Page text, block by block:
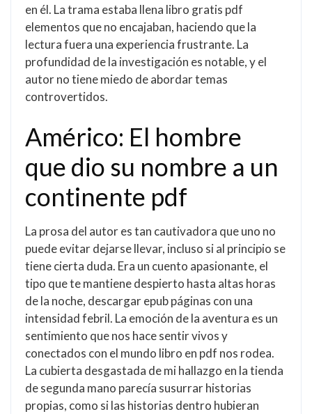
en él. La trama estaba llena libro gratis pdf
elementos que no encajaban, haciendo que la
lectura fuera una experiencia frustrante. La
profundidad de la investigación es notable, y el
autor no tiene miedo de abordar temas
controvertidos.
Américo: El hombre
que dio su nombre a un
continente pdf
La prosa del autor es tan cautivadora que uno no
puede evitar dejarse llevar, incluso si al principio se
tiene cierta duda. Era un cuento apasionante, el
tipo que te mantiene despierto hasta altas horas
de la noche, descargar epub páginas con una
intensidad febril. La emoción de la aventura es un
sentimiento que nos hace sentir vivos y
conectados con el mundo libro en pdf nos rodea.
La cubierta desgastada de mi hallazgo en la tienda
de segunda mano parecía susurrar historias
propias, como si las historias dentro hubieran